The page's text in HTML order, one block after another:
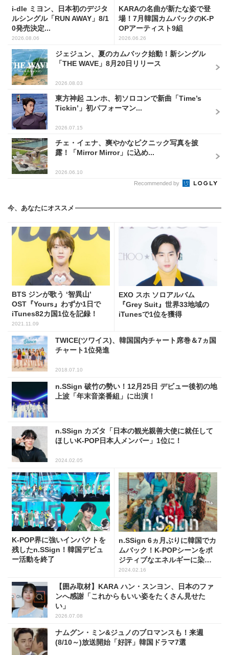
i-dle ミヨン、日本初のデジタ
ルシングル「RUN AWAY」8/1
0発売決定...
2026.08.06
KARAの名曲が新たな姿で登
場！7月韓国カムバックのK-P
OPアーティスト9組
2026.06.26
ジェジュン、夏のカムバック始動！新シングル
「THE WAVE」8月20日リリース
2026.08.03
東方神起 ユンホ、初ソロコンで新曲「Time’s
Tickin’」初パフォーマン...
2026.07.15
チェ・イェナ、爽やかなピクニック写真を披
露！「Mirror Mirror」に込め...
2026.06.10
Recommended by
今、あなたにオススメ
BTS ジンが歌う ‘智異山’
OST『Yours』わずか1日で
iTunes82カ国1位を記録！
2021.11.09
EXO スホ ソロアルバム
『Grey Suit』世界33地域の
iTunesで1位を獲得
TWICE(ツワイス)、韓国国内チャート席巻＆7ヵ国
チャート1位発進
2018.07.10
n.SSign 破竹の勢い！12月25日 デビュー後初の地
上波「年末音楽番組」に出演！
n.SSign カズタ「日本の観光親善大使に就任して
ほしいK-POP日本人メンバー」1位に！
2024.02.05
K-POP界に強いインパクトを
残したn.SSign！韓国デビュ
ー活動を終了
n.SSign 6ヵ月ぶりに韓国でカ
ムバック！K-POPシーンをポ
ジティブなエネルギーに染め
る
2024.02.16
【囲み取材】KARA ハン・スンヨン、日本のファ
ンへ感謝「これからもいい姿をたくさん見せた
い」
2026.07.08
ナムグン・ミン&ジュノのブロマンスも！来週
(8/10～)放送開始「好評」韓国ドラマ7選